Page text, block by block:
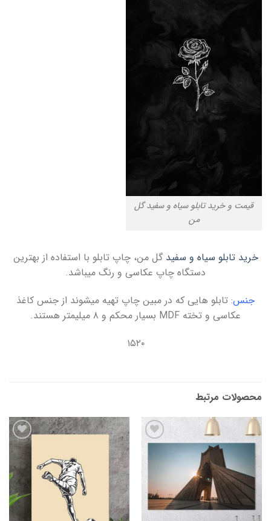
قیمت و خرید تابلو سیاه و سفید گل
من
خرید تابلو سیاه و سفید گل من، چاپ تابلو با استفاده از بهترین
دستگاه چاپ عکاسی و رنگ میباشد.
جنس: تابلو هایی که در مبین چاپ تهیه میشوند از جنس کاغذ
عکاسی و تخته MDF بسیار محکم و ۸ میلیمتر هستند.
۱۵۲۰
محصولات مرتبط
مندی
ها
افزودن
به
علاقه
مندی
ها